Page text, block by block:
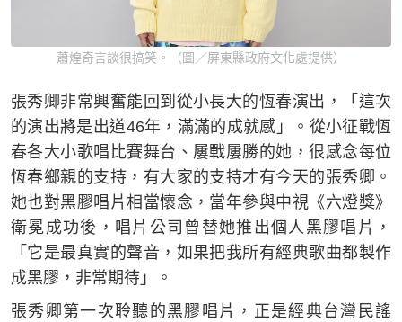
蕭煌奇言談很搞笑。（圖／屏東縣政府文化處提供）
張秀卿非常興奮能回到從小長大的恆春演出，「這次
的演出將是出道46年，滿滿的成就感」。從小征戰恆
春各大小歌唱比賽舞台、屢戰屢勝的她，很感念每位
恆春鄉親的支持，有大家的支持才有今天的張秀卿。
她也對黑膠唱片相當懷念，當年參與中視《六燈獎》
衛冕成功後，唱片公司曾替她推出個人黑膠唱片，
「它是最真實的聲音，如果把我所有經典歌曲都製作
成黑膠，非常期待」。
張秀卿第一次聆聽的黑膠唱片，正是經典台灣民謠